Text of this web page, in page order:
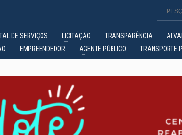
DE SERVIÇOS LICITAÇÃO TRANSPARÊNCIA
EMPREENDEDOR AGENTE PÚBLICO TRANSPORTE